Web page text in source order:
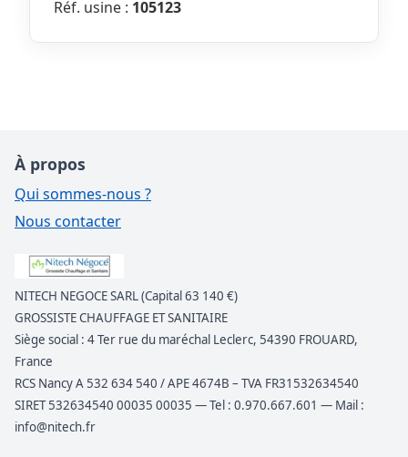
Réf. usine : 105123
À propos
Qui sommes-nous ?
Nous contacter
NITECH NEGOCE SARL (Capital 63 140 €)
GROSSISTE CHAUFFAGE ET SANITAIRE
Siège social : 4 Ter rue du maréchal Leclerc, 54390 FROUARD,
France
RCS Nancy A 532 634 540 / APE 4674B – TVA FR31532634540
SIRET 532634540 00035 00035 — Tel : 0.970.667.601 — Mail :
info@nitech.fr